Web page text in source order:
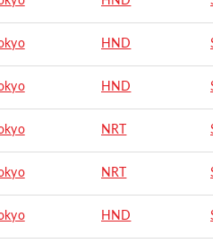
HND
HND
NRT
NRT
HND